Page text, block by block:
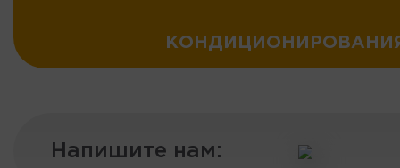
Напишите нам: